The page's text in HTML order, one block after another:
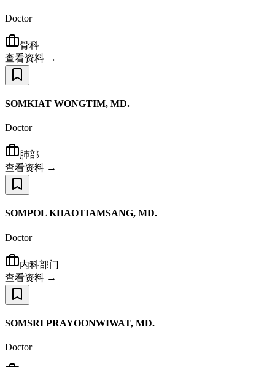
Doctor
骨科
查看资料 →
SOMKIAT WONGTIM, MD.
Doctor
肺部
查看资料 →
SOMPOL KHAOTIAMSANG, MD.
Doctor
内科部门
查看资料 →
SOMSRI PRAYOONWIWAT, MD.
Doctor